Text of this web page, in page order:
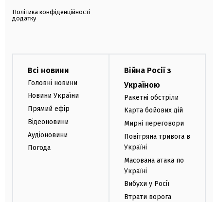
Політика конфіденційності
додатку
Всі новини
Головні новини
Новини України
Прямий ефір
Відеоновини
Аудіоновини
Погода
Війна Росії з
Україною
Ракетні обстріли
Карта бойових дій
Мирні переговори
Повітряна тривога в
Україні
Масована атака по
Україні
Вибухи у Росії
Втрати ворога